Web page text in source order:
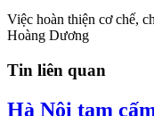
Việc hoàn thiện cơ chế,
Hoàng Dương
Tin liên quan
Hà Nội tạm